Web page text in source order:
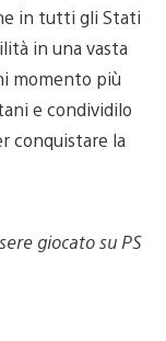
in tutti gli Stati
in una vasta
momento più
e condividilo
conquistare la
giocato su PS